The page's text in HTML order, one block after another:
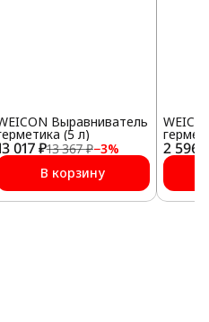
017 ₽13 367 ₽−3%
Выравниватель
(5 л)
В корзину
2 596
мл)